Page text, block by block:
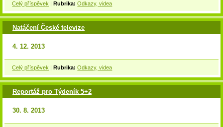
Celý příspěvek |Rubrika: Odkazy, videa
Natáčení České televize
4. 12. 2013
Celý příspěvek |Rubrika: Odkazy, videa
Reportáž pro Týdeník 5+2
30. 8. 2013